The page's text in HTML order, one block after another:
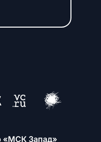
«МСК Запад»